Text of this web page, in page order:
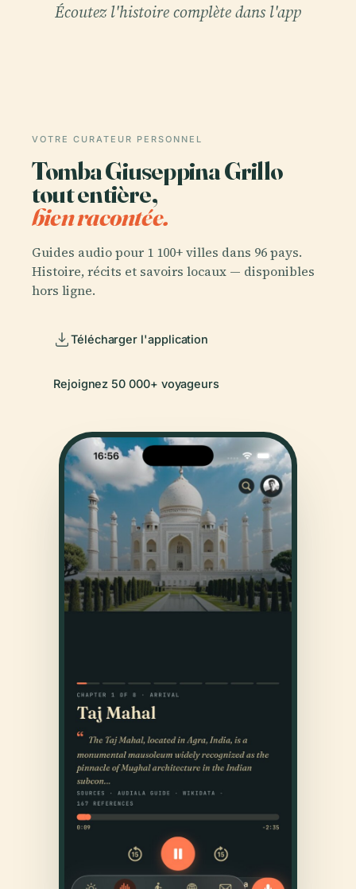
Écoutez l'histoire complète dans l'app
VOTRE CURATEUR PERSONNEL
Tomba Giuseppina Grillo
tout entière,
bien racontée.
Guides audio pour 1 100+ villes dans 96 pays.
Histoire, récits et savoirs locaux — disponibles
hors ligne.
Télécharger l'application
Rejoignez 50 000+ voyageurs